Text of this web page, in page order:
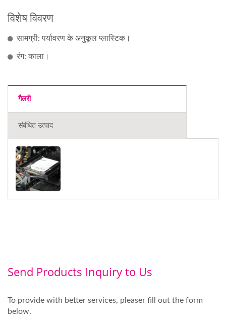
विशेष विवरण
सामग्री: पर्यावरण के अनुकूल प्लास्टिक।
रंग: काला।
गैलरी
संबंधित उत्पाद